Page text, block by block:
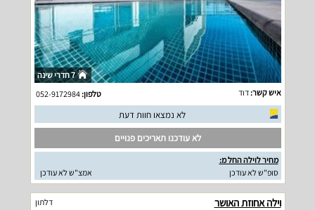
7 חדרי שינה
איש קשר:דוד טלפון:052-9172984
לא נמצאו חוות דעת
לא עודכנו תאריכים פנויים
מחיר לוילה החל מ:
סופ"ש לא עודכן
אמצ"ש לא עודכן
וילה אחוזת האושר דלתון